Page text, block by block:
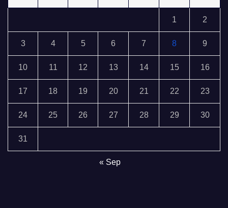
1 2
3 4 5 6 7 8 9
10 11 12 13 14 15 16
17 18 19 20 21 22 23
24 25 26 27 28 29 30
31
« Sep